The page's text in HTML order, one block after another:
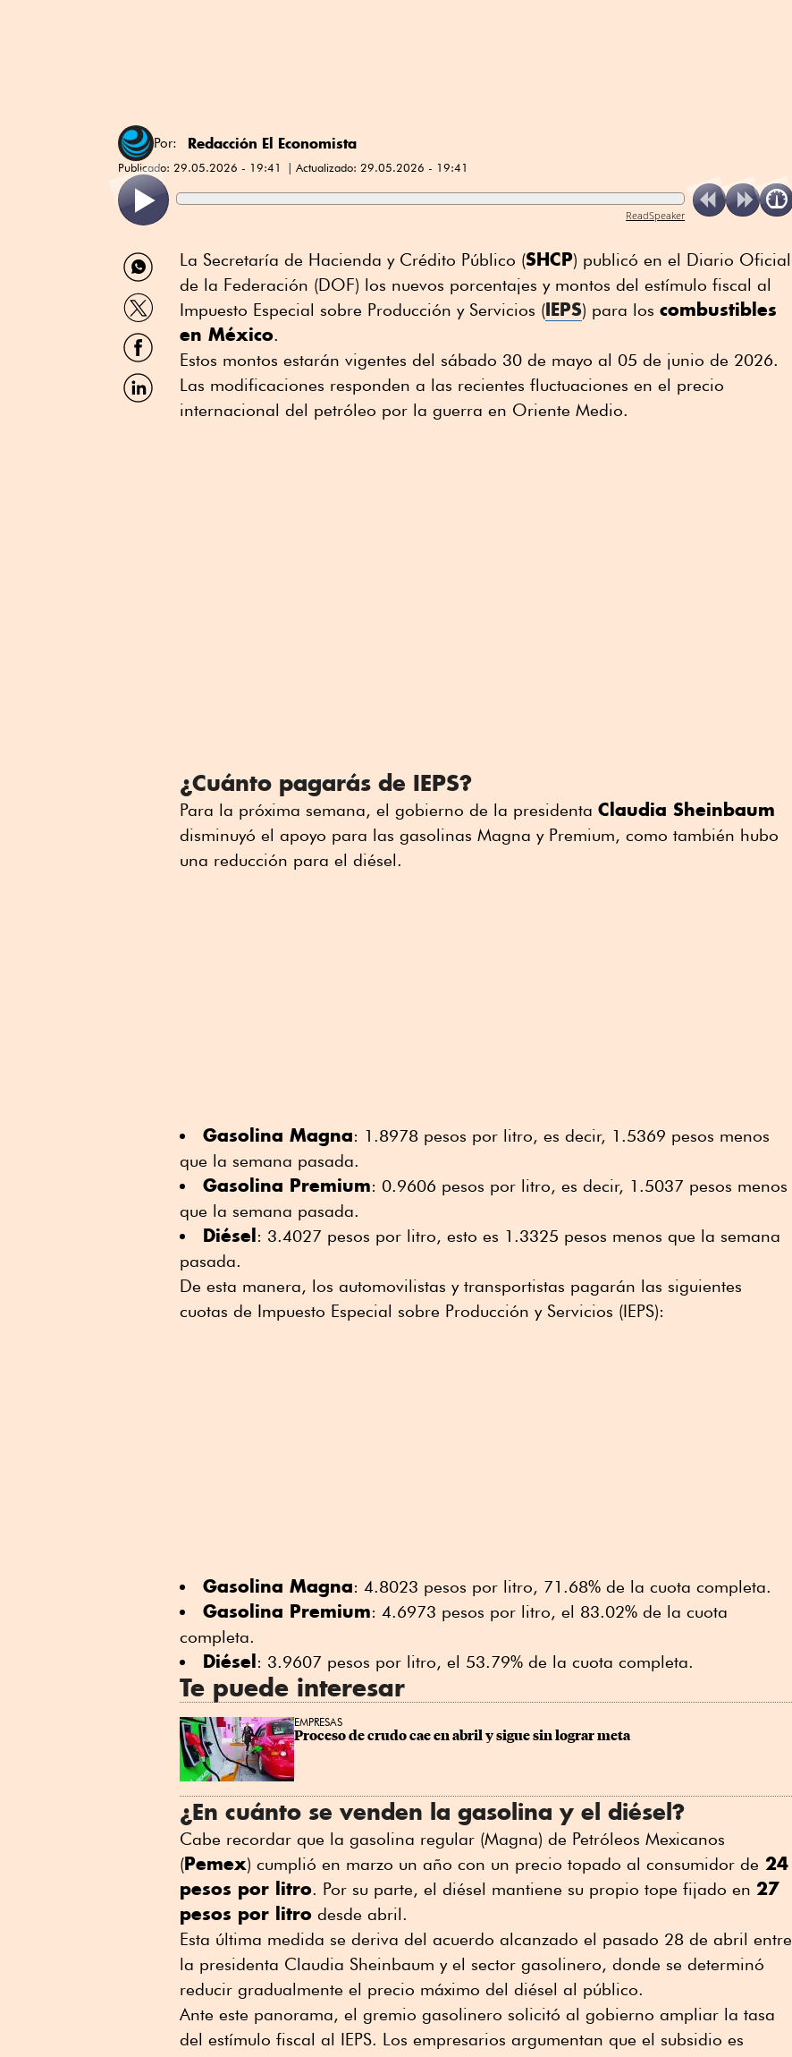
Por: Redacción El Economista
Publicado: 29.05.2026 - 19:41 Actualizado: 29.05.2026 - 19:41
ReadSpeaker
Compartir
por
WhatsApp
Compartir
por
Twitter
Compartir
por
Facebook
Compartir
por
La Secretaría de Hacienda y Crédito Público (SHCP) publicó en el Diario Oficial
de la Federación (DOF) los nuevos porcentajes y montos del estímulo fiscal al
Impuesto Especial sobre Producción y Servicios (IEPS) para los combustibles
en México.
Estos montos estarán vigentes del sábado 30 de mayo al 05 de junio de 2026.
Las modificaciones responden a las recientes fluctuaciones en el precio
internacional del petróleo por la guerra en Oriente Medio.
¿Cuánto pagarás de IEPS?
Para la próxima semana, el gobierno de la presidenta Claudia Sheinbaum
disminuyó el apoyo para las gasolinas Magna y Premium, como también hubo
una reducción para el diésel.
Gasolina Magna: 1.8978 pesos por litro, es decir, 1.5369 pesos menos
que la semana pasada.
Gasolina Premium: 0.9606 pesos por litro, es decir, 1.5037 pesos menos
que la semana pasada.
Diésel : 3.4027 pesos por litro, esto es 1.3325 pesos menos que la semana
pasada.
De esta manera, los automovilistas y transportistas pagarán las siguientes
cuotas de Impuesto Especial sobre Producción y Servicios (IEPS):
Gasolina Magna: 4.8023 pesos por litro, 71.68% de la cuota completa.
Gasolina Premium: 4.6973 pesos por litro, el 83.02% de la cuota
completa.
Diésel : 3.9607 pesos por litro, el 53.79% de la cuota completa.
Te puede interesar
EMPRESAS
Proceso de crudo cae en abril y sigue sin lograr meta
¿En cuánto se venden la gasolina y el diésel?
Cabe recordar que la gasolina regular (Magna) de Petróleos Mexicanos
(Pemex) cumplió en marzo un año con un precio topado al consumidor de 24
pesos por litro. Por su parte, el diésel mantiene su propio tope fijado en 27
pesos por litro desde abril.
Esta última medida se deriva del acuerdo alcanzado el pasado 28 de abril entre
la presidenta Claudia Sheinbaum y el sector gasolinero, donde se determinó
reducir gradualmente el precio máximo del diésel al público.
Ante este panorama, el gremio gasolinero solicitó al gobierno ampliar la tasa
del estímulo fiscal al IEPS. Los empresarios argumentan que el subsidio es